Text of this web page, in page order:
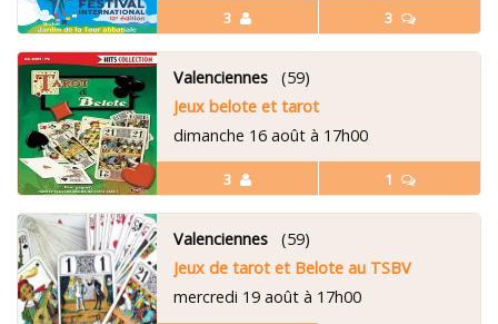
3 3
3 1
Valenciennes(59)
Jeux belote et tarot
dimanche 16 août à 17h00
Valenciennes(59)
Jeux de tarot et Belote au TSBV
mercredi 19 août à 17h00